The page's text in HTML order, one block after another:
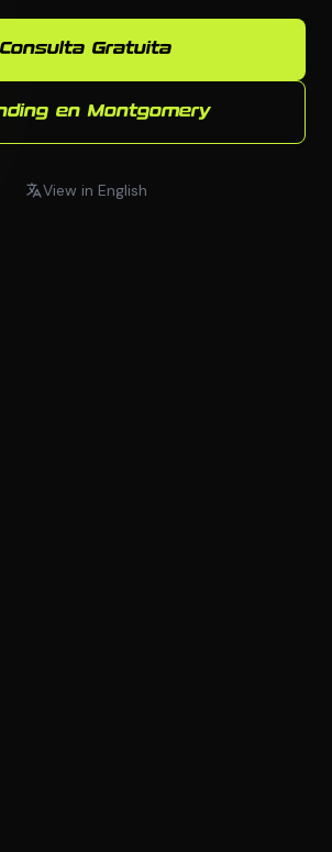
Consulta Gratuita
en Montgomery
View in English